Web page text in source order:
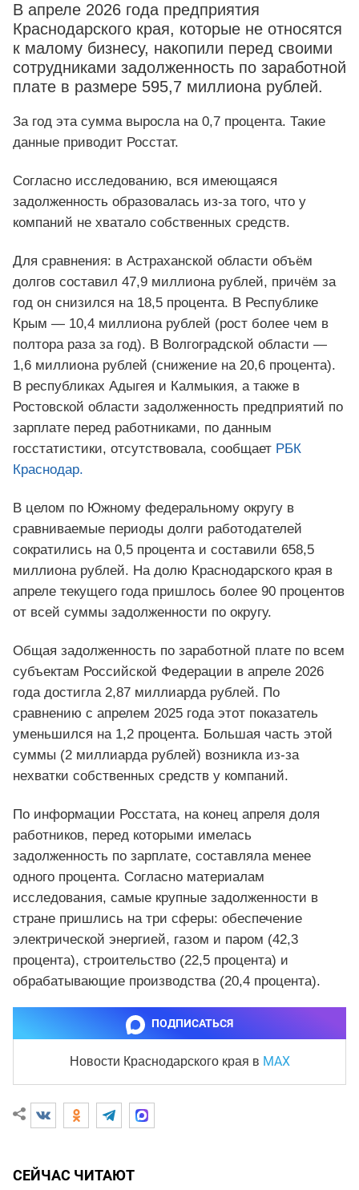
В апреле 2026 года предприятия
Краснодарского края, которые не относятся
к малому бизнесу, накопили перед своими
сотрудниками задолженность по заработной
плате в размере 595,7 миллиона рублей.
За год эта сумма выросла на 0,7 процента. Такие
данные приводит Росстат.
Согласно исследованию, вся имеющаяся
задолженность образовалась из‑за того, что у
компаний не хватало собственных средств.
Для сравнения: в Астраханской области объём
долгов составил 47,9 миллиона рублей, причём за
год он снизился на 18,5 процента. В Республике
Крым — 10,4 миллиона рублей (рост более чем в
полтора раза за год). В Волгоградской области —
1,6 миллиона рублей (снижение на 20,6 процента).
В республиках Адыгея и Калмыкия, а также в
Ростовской области задолженность предприятий по
зарплате перед работниками, по данным
госстатистики, отсутствовала, сообщает РБК
Краснодар.
В целом по Южному федеральному округу в
сравниваемые периоды долги работодателей
сократились на 0,5 процента и составили 658,5
миллиона рублей. На долю Краснодарского края в
апреле текущего года пришлось более 90 процентов
от всей суммы задолженности по округу.
Общая задолженность по заработной плате по всем
субъектам Российской Федерации в апреле 2026
года достигла 2,87 миллиарда рублей. По
сравнению с апрелем 2025 года этот показатель
уменьшился на 1,2 процента. Большая часть этой
суммы (2 миллиарда рублей) возникла из‑за
нехватки собственных средств у компаний.
По информации Росстата, на конец апреля доля
работников, перед которыми имелась
задолженность по зарплате, составляла менее
одного процента. Согласно материалам
исследования, самые крупные задолженности в
стране пришлись на три сферы: обеспечение
электрической энергией, газом и паром (42,3
процента), строительство (22,5 процента) и
обрабатывающие производства (20,4 процента).
ПОДПИСАТЬСЯ
Новости Краснодарского края в MAX
СЕЙЧАС ЧИТАЮТ